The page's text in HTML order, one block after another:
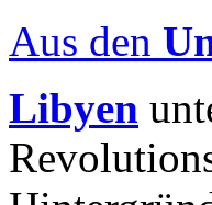
Aus den
Libyen